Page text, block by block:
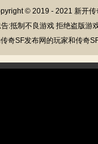
© 2019 - 2021 新开传
:抵制不良游戏 拒绝盗版游
奇SF发布网的玩家和传奇